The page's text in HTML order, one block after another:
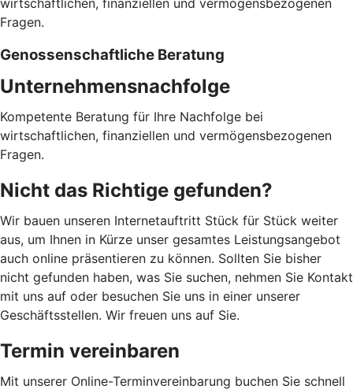
Fragen.
Genossenschaftliche Beratung
Unternehmensnachfolge
Kompetente Beratung für Ihre Nachfolge bei
wirtschaftlichen, finanziellen und vermögensbezogenen
Fragen.
Nicht das Richtige gefunden?
Wir bauen unseren Internetauftritt Stück für Stück weiter
aus, um Ihnen in Kürze unser gesamtes Leistungsangebot
auch online präsentieren zu können. Sollten Sie bisher
nicht gefunden haben, was Sie suchen, nehmen Sie Kontakt
mit uns auf oder besuchen Sie uns in einer unserer
Geschäftsstellen. Wir freuen uns auf Sie.
Termin vereinbaren
Mit unserer Online-Terminvereinbarung buchen Sie schnell